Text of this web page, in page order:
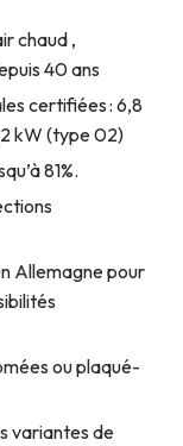
chaud ,
40 ans
certifiées : 6,8
kW (type 02)
81%.
Allemagne pour
ou plaqué-
variantes de